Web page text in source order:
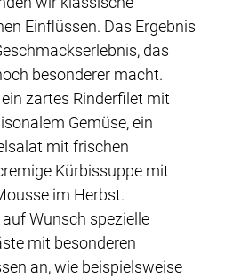
Einflüssen. Das Ergebnis
das
besonderer macht.
zartes Rinderfilet mit
Gemüse, ein
mit frischen
Kürbissuppe mit
im Herbst.
Wunsch spezielle
mit besonderen
an, wie beispielsweise